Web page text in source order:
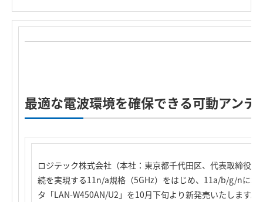
最適な電波環境を確保できる可動アンテ
ロジテック株式会社（本社：東京都千代田区、代表取締役
続を実現する11n/a規格（5GHz）をはじめ、11a/b/g/nに準
タ「LAN-W450AN/U2」を10月下旬より新発売いたします。